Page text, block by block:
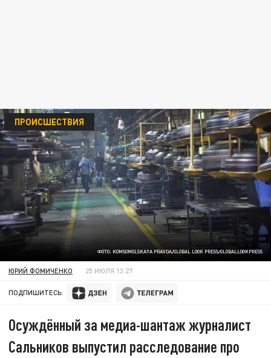
ФОТО: KOMSOMOLSKAYA PRAVDA/GLOBAL LOOK PRESS/GLOBALLOOKPRESS
ПРОИСШЕСТВИЯ
ЮРИЙ ФОМИЧЕНКО 25 ИЮЛЯ 13:27
ПОДПИШИТЕСЬ:
Осуждённый за медиа-шантаж журналист
Сальников выпустил расследование про